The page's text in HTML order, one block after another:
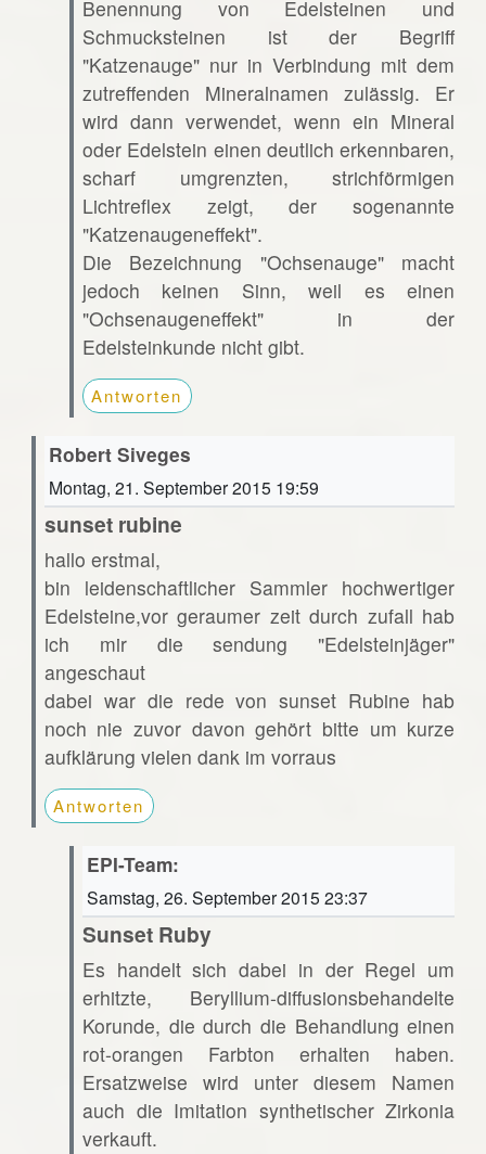
Benennung von Edelsteinen und
Schmucksteinen ist der Begriff
"Katzenauge" nur in Verbindung mit dem
zutreffenden Mineralnamen zulässig. Er
wird dann verwendet, wenn ein Mineral
oder Edelstein einen deutlich erkennbaren,
scharf umgrenzten, strichförmigen
Lichtreflex zeigt, der sogenannte
"Katzenaugeneffekt".
Die Bezeichnung "Ochsenauge" macht
jedoch keinen Sinn, weil es einen
"Ochsenaugeneffekt" in der
Edelsteinkunde nicht gibt.
Antworten
Robert Siveges
Montag, 21. September 2015 19:59
sunset rubine
hallo erstmal,
bin leidenschaftlicher Sammler hochwertiger
Edelsteine,vor geraumer zeit durch zufall hab
ich mir die sendung "Edelsteinjäger"
angeschaut
dabei war die rede von sunset Rubine hab
noch nie zuvor davon gehört bitte um kurze
aufklärung vielen dank im vorraus
Antworten
EPI-Team:
Samstag, 26. September 2015 23:37
Sunset Ruby
Es handelt sich dabei in der Regel um
erhitzte, Beryllium-diffusionsbehandelte
Korunde, die durch die Behandlung einen
rot-orangen Farbton erhalten haben.
Ersatzweise wird unter diesem Namen
auch die Imitation synthetischer Zirkonia
verkauft.